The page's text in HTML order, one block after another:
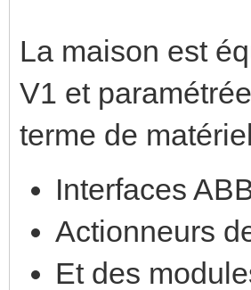
La maison est
V1 et
terme de
Interfaces
Actionneurs
Et des